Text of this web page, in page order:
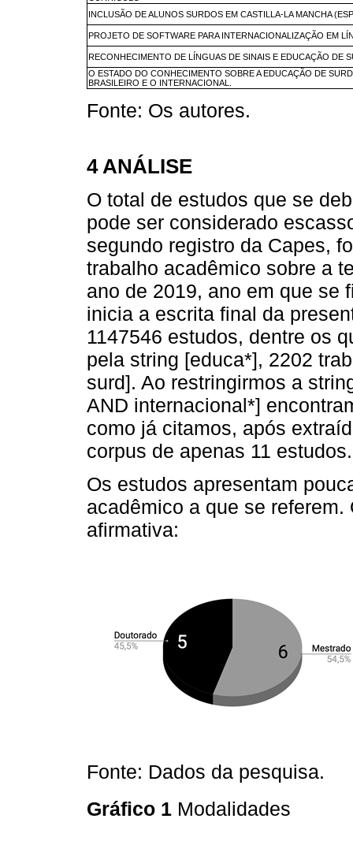
INCLUSÃO DE ALUNOS SURDOS EM CASTILLA-LA MANCHA
PROJETO DE SOFTWARE PARA INTERNACIONALIZAÇÃO EM
RECONHECIMENTO DE LÍNGUAS DE SINAIS E EDUCAÇÃO DE
O ESTADO DO CONHECIMENTO SOBRE A EDUCAÇÃO DE
BRASILEIRO E O INTERNACIONAL.
Fonte: Os autores.
4 ANÁLISE
O total de estudos que se
pode ser considerado
segundo registro da Capes,
trabalho acadêmico sobre a
ano de 2019, ano em que se
inicia a escrita final da
1147546 estudos, dentre os
pela string [educa*], 2202
surd]. Ao restringirmos a
AND internacional*]
como já citamos, após
corpus de apenas 11 estudos.
Os estudos apresentam
acadêmico a que se
afirmativa:
Fonte: Dados da pesquisa.
Gráfico 1 Modalidades